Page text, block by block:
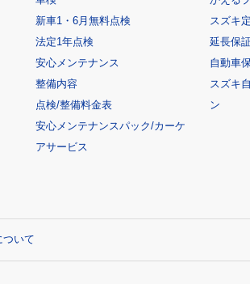
新車1・6月無料点検
法定1年点検
安心メンテナンス
整備内容
点検/整備料金表
安心メンテナンスパック/カーケ
アサービス
スズキ
延長保
自動車
スズキ
ン
ついて